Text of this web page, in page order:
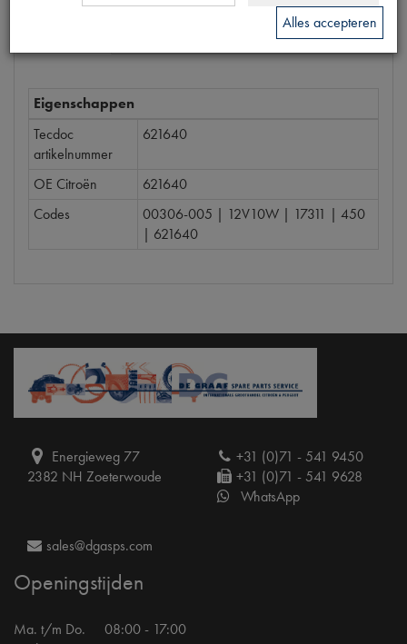
Eigenschappen
Tecdoc
artikelnummer
621640
OE Citroën
621640
Codes
00306-005 | 12V10W | 17311 | 450
| 621640
Energieweg 77
2382 NH Zoeterwoude
+31 (0)71 - 541 9450
+31 (0)71 - 541 9628
WhatsApp
sales@dgasps.com
Openingstijden
Ma. t/m Do.
08:00 - 17:00
Alles accepteren